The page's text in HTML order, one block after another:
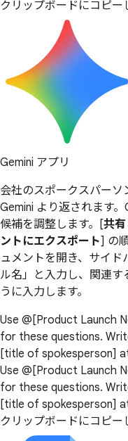
クリップボードにコピー
Gemini アプリ
会社のスポークスパー
Gemini より返されます
候補を調整します。[共
ントにエクスポート] の
ュメントを開き、サイド
ル名」と入力し、関連
うに入力します。
Use @[Product Launch
for these questions.
[title of spokesperson]
Use @[Product Launch
for these questions.
[title of spokesperson]
クリップボードにコピー